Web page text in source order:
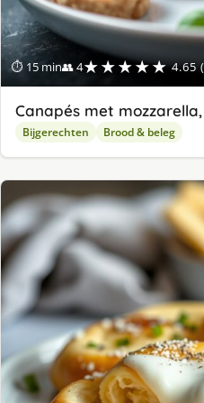
⏱ 15 min👥 4★★★★★ 4.65
Canapés met
Bijgerechten Brood & beleg